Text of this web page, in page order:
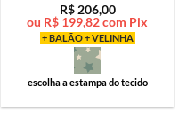
Avaliação5
de 5
R$206,00
ou R$ 199,82com Pix
+ BALÃO + VELINHA
escolha a estampa do tecido